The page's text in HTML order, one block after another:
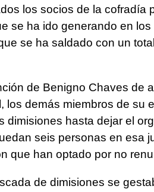
los socios de la cofradía
se ha ido generando en
se ha saldado con un
de Benigno Chaves de
los demás miembros de su
dimisiones hasta dejar el
seis personas en esa
que han optado por no
de dimisiones se